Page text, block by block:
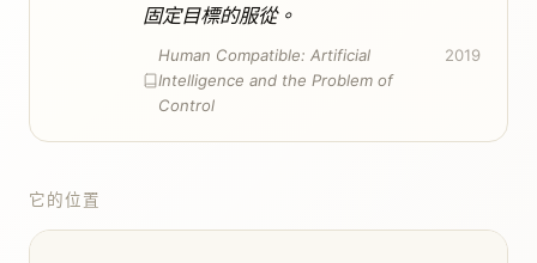
固定目標的服從。
Human Compatible: Artificial
Intelligence and the Problem of
Control
2019
它的位置